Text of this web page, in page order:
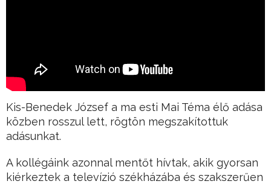
Kis-Benedek József a ma esti Mai Téma élő adása
közben rosszul lett, rögtön megszakítottuk
adásunkat.
A kollégáink azonnal mentőt hívtak, akik gyorsan
kiérkeztek a televízió székházába és szakszerűen